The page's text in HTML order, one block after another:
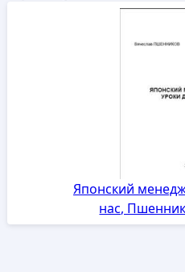
Японский
нас,